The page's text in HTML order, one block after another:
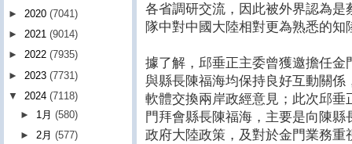
各省調研交流，因此被外界認為
隊中對中國大陸相對更為熟悉的知
據了解，邱垂正主委曾獲邀擔任
與縣長陳福海均保持良好互動關
軟體交換兩岸政經意見；此次邱
門拜會縣長陳福海，主要是向陳
政府大陸政策，及對於金門業務
► 2020 (7041)
► 2021 (9014)
► 2022 (7935)
► 2023 (7731)
▼ 2024 (7118)
► 1月(580)
►2月(577)